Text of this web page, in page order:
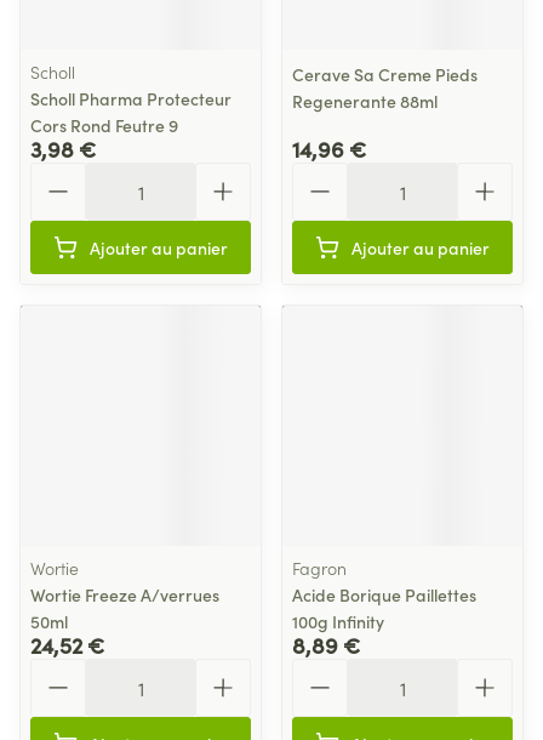
Scholl
Scholl Pharma Protecteur
Cors Rond Feutre 9
3,98 €
Ajouter au panier
Cerave Sa Creme Pieds
Regenerante 88ml
14,96 €
Ajouter au panier
Wortie
Wortie Freeze A/verrues
50ml
24,52 €
Fagron
Acide Borique Paillettes
100g Infinity
8,89 €